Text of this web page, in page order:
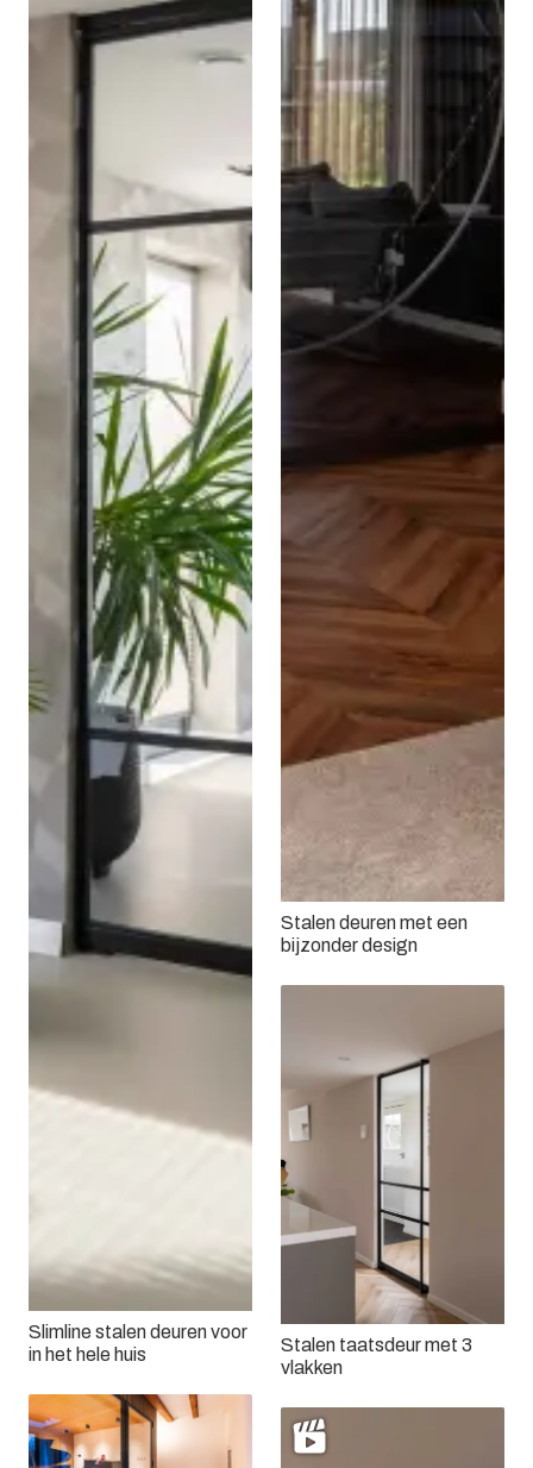
Slimline stalen deuren voor
in het hele huis
Stalen deuren met een
bijzonder design
Stalen taatsdeur met 3
vlakken